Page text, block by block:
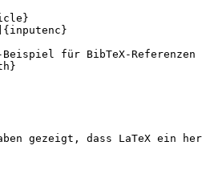
}
]{ inputenc }
Beispiel für BibTeX-
gezeigt, dass LaTeX ein